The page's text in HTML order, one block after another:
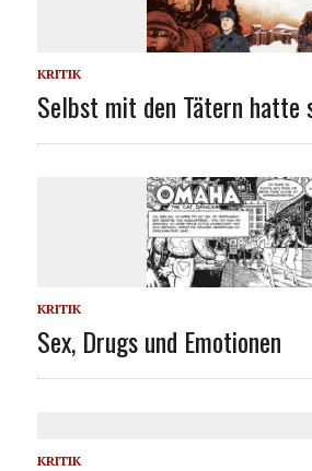
KRITIK
Selbst mit den Tätern hatte
KRITIK
Sex, Drugs und Emotionen
KRITIK